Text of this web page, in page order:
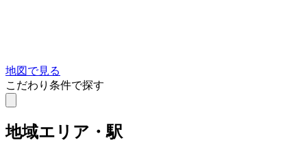
地図で見る
こだわり条件で探す
地域エリア・駅